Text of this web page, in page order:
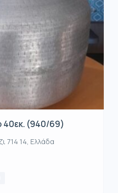
40εκ. (940/69)
714 14, Ελλάδα